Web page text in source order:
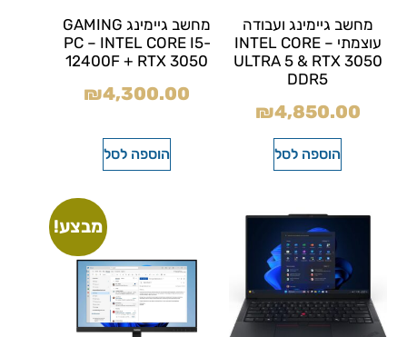
מחשב גיימינג ועבודה
עוצמתי – INTEL CORE
ULTRA 5 & RTX 3050
DDR5
₪4,850.00
הוספה לסל
מחשב גיימינג GAMING
PC – INTEL CORE I5-
12400F + RTX 3050
₪4,300.00
הוספה לסל
מבצע!